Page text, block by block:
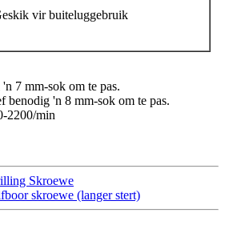
vir buiteluggebruik
7 mm-sok om te pas.
benodig 'n 8 mm-sok om te pas.
2200/min
Skroewe
skroewe (langer stert)